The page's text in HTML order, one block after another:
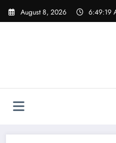
Skip
August 8, 2026 6:49:19